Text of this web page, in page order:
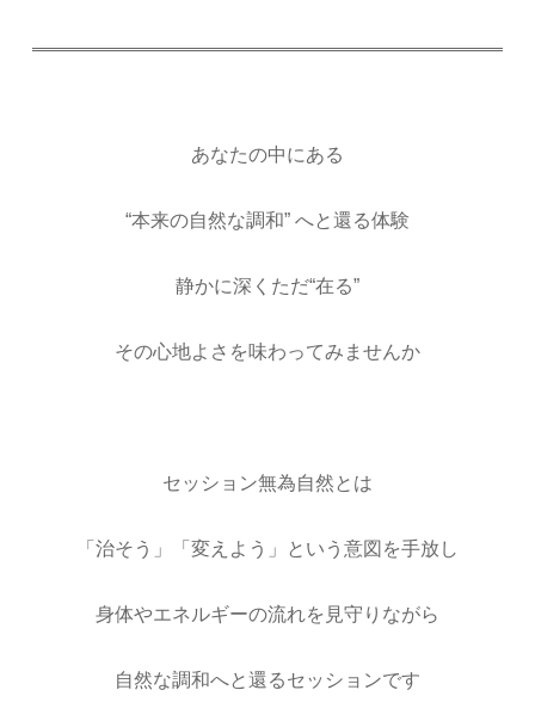
あなたの中にある
“本来の自然な調和” へと還る体験
静かに深くただ“在る”
その心地よさを味わってみませんか
セッション無為自然とは
「治そう」「変えよう」という意図を手放し
身体やエネルギーの流れを見守りながら
自然な調和へと還るセッションです